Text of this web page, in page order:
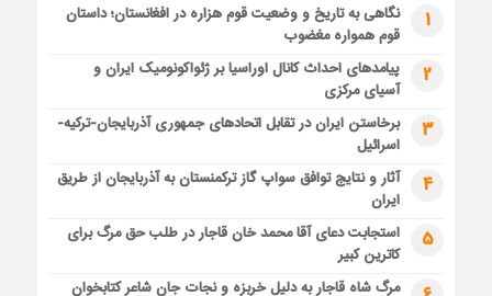
1
نگاهی به تاریخ و وضعیت قوم هزاره در افغانستان؛ داستان
قوم همواره مغضوب
2
پیامدهای احداث کانال اوراسیا بر ژئواکونومیک ایران و
آسیای مرکزی
3
برخاستن ایران در تقابل اتحادهای جمهوری آذربایجان-ترکیه-
اسرائیل
4
آثار و نتایج توافق سواپ گاز ترکمنستان به آذربایجان از طریق
ایران
5
استجابت دعای آقا محمد خان قاجار در طلب حق مرگ برای
کاترین کبیر
مرگ شاه قاجار به دلیل خربزه و نجات جان شاعر کتابخوان